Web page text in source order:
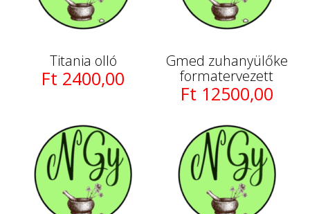
Titania olló
Ft 2400,00
Gmed zuhanyülőke
formatervezett
Ft 12500,00